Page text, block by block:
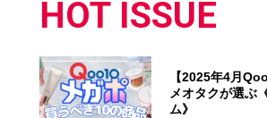
HOT ISSUE
【2025年4月
メオタクが選ぶ
ム》